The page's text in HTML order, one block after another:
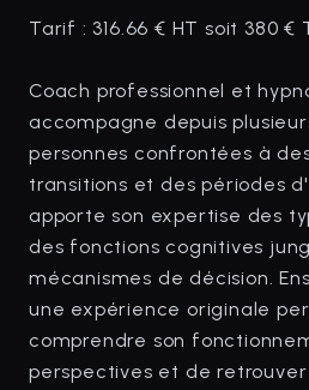
Tarif : 316.66 € HT soit 380 €
Coach professionnel et
accompagne depuis
personnes confrontées à
transitions et des périodes
apporte son expertise des
des fonctions cognitives
mécanismes de décision.
une expérience originale
comprendre son
perspectives et de